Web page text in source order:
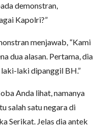
demonstran,
Kapolri?”
menjawab, “Kami
dua alasan. Pertama, dia
laki dipanggil BH.”
Anda lihat, namanya
salah satu negara di
Serikat. Jelas dia antek